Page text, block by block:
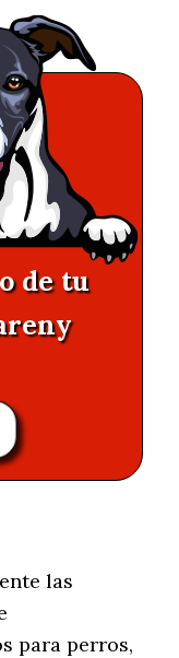
de tu
las
para perros,